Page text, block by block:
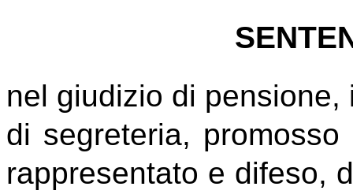
nel giudizio di
di segreteria,
rappresentato e difeso,